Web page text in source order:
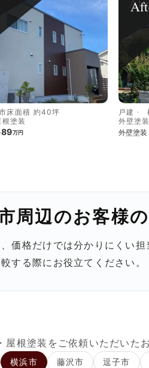
床面積 約40坪
塗装
万円
戸建
外壁塗装
外壁塗装
周辺のお客様
価格だけでは分かりにくい
する際にお役立てください。
屋根塗装をご依頼いただいた
横浜市 藤沢市 逗子市